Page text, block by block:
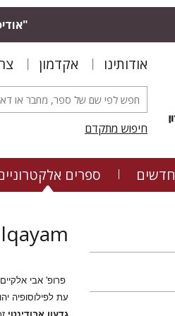
אודותינו אקדמון
חיפוש מתקדם
חדשים ספרים
פרופ' אבי
עת לפילוסופיה